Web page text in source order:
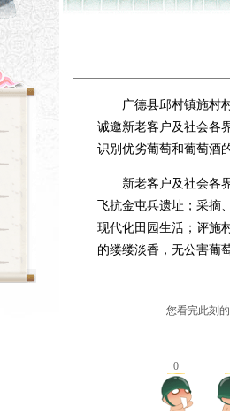
南部乡镇行单车骑行07-05
旅游推介站测试上线!
广德县邱村镇施村
诚邀新老客户及社会各
识别优劣葡萄和葡萄酒
新老客户及社会各
飞抗金屯兵遗址；采
现代化田园生活；评施
的缕缕淡香，无公害葡
您看完此刻
0